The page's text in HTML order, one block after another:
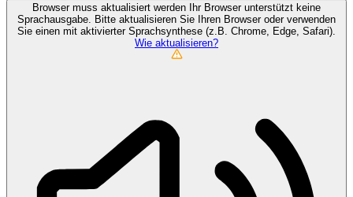
Browser muss aktualisiert werden Ihr Browser unterstützt keine
Sprachausgabe. Bitte aktualisieren Sie Ihren Browser oder verwenden
Sie einen mit aktivierter Sprachsynthese (z.B. Chrome, Edge, Safari).
Wie aktualisieren?